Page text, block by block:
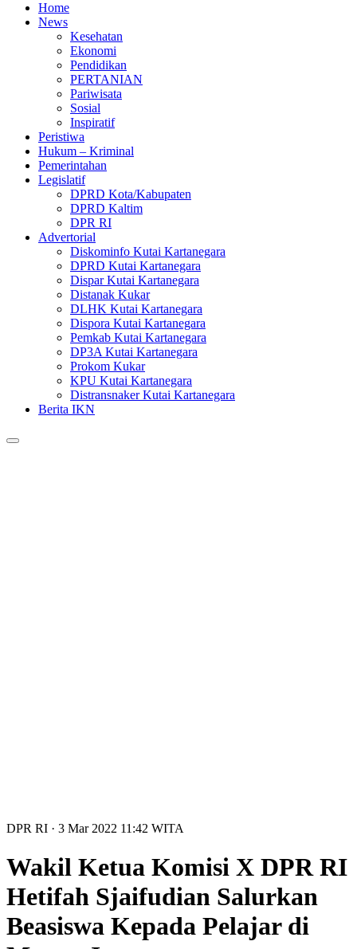
Home
News
Kesehatan
Ekonomi
Pendidikan
PERTANIAN
Pariwisata
Sosial
Inspiratif
Peristiwa
Hukum – Kriminal
Pemerintahan
Legislatif
DPRD Kota/Kabupaten
DPRD Kaltim
DPR RI
Advertorial
Diskominfo Kutai Kartanegara
DPRD Kutai Kartanegara
Dispar Kutai Kartanegara
Distanak Kukar
DLHK Kutai Kartanegara
Dispora Kutai Kartanegara
Pemkab Kutai Kartanegara
DP3A Kutai Kartanegara
Prokom Kukar
KPU Kutai Kartanegara
Distransnaker Kutai Kartanegara
Berita IKN
DPR RI · 3 Mar 2022 11:42 WITA
Wakil Ketua Komisi X DPR RI
Hetifah Sjaifudian Salurkan
Beasiswa Kepada Pelajar di